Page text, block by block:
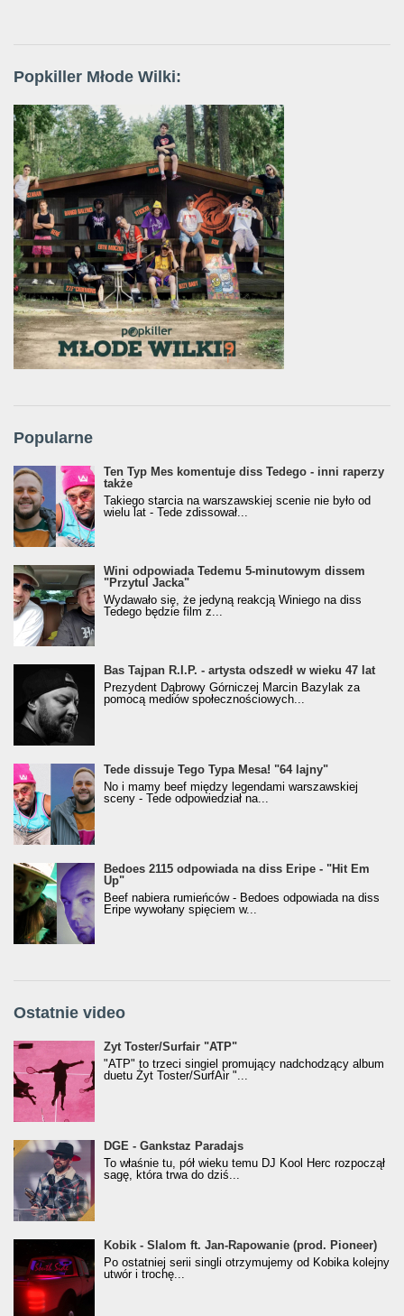
Popkiller Młode Wilki:
Popularne
Ten Typ Mes komentuje diss Tedego - inni raperzy
także
Takiego starcia na warszawskiej scenie nie było od
wielu lat - Tede zdissował...
Wini odpowiada Tedemu 5-minutowym dissem
"Przytul Jacka"
Wydawało się, że jedyną reakcją Winiego na diss
Tedego będzie film z...
Bas Tajpan R.I.P. - artysta odszedł w wieku 47 lat
Prezydent Dąbrowy Górniczej Marcin Bazylak za
pomocą mediów społecznościowych...
Tede dissuje Tego Typa Mesa! "64 lajny"
No i mamy beef między legendami warszawskiej
sceny - Tede odpowiedział na...
Bedoes 2115 odpowiada na diss Eripe - "Hit Em
Up"
Beef nabiera rumieńców - Bedoes odpowiada na diss
Eripe wywołany spięciem w...
Ostatnie video
Żyt Toster/SurfAir - ATP VIDEO
Żyt Toster/Surfair "ATP"
"ATP" to trzeci singiel promujący nadchodzący album
duetu Żyt Toster/SurfAir "...
donGURALesko z nagrodą za
Klasyczny/Trueschoolowy Album Roku
(Popkillery 2023)
DGE - Gankstaz Paradajs
To właśnie tu, pół wieku temu DJ Kool Herc rozpoczął
sagę, która trwa do dziś...
Kobik - Slalom ft. Jan-Rapowanie (prod. Pioneer)
[Official Music Visualiser]
Kobik - Slalom ft. Jan-Rapowanie (prod. Pioneer)
Po ostatniej serii singli otrzymujemy od Kobika kolejny
utwór i trochę...